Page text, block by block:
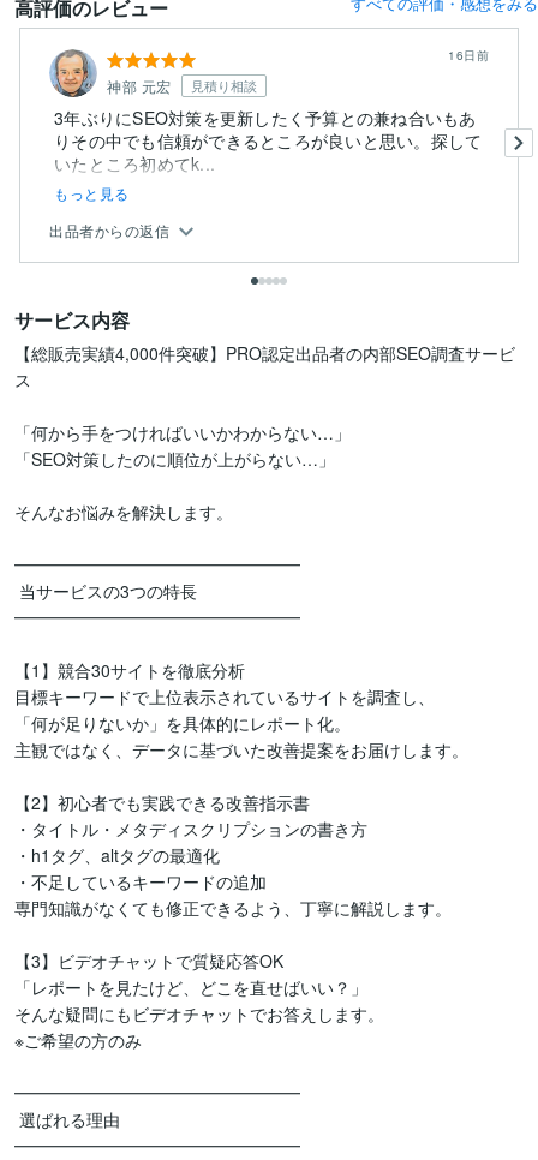
高評価のレビュー
神部 元宏 見積り相談
16日前
3年ぶりにSEO対策を更新したく予算との兼ね合いもあ
りその中でも信頼ができるところが良いと思い。探して
いたところ初めてk...
もっと見る
出品者からの返信
サービス内容
【総販売実績4,000件突破】PRO認定出品者の内部SEO調査サービ
ス
「何から手をつければいいかわからない…」
「SEO対策したのに順位が上がらない…」
そんなお悩みを解決します。
━━━━━━━━━━━━━━━━━
━━━━━━━━━━━━━━━━━
【1】競合30サイトを徹底分析
目標キーワードで上位表示されているサイトを調査し、
「何が足りないか」を具体的にレポート化。
主観ではなく、データに基づいた改善提案をお届けします。
【2】初心者でも実践できる改善指示書
・タイトル・メタディスクリプションの書き方
・h1タグ、altタグの最適化
・不足しているキーワードの追加
専門知識がなくても修正できるよう、丁寧に解説します。
【3】ビデオチャットで質疑応答OK
「レポートを見たけど、どこを直せばいい？」
そんな疑問にもビデオチャットでお答えします。
※ご希望の方のみ
━━━━━━━━━━━━━━━━━
━━━━━━━━━━━━━━━━━